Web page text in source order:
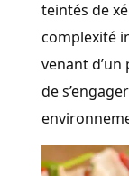
teintés de
complexité
venant
de